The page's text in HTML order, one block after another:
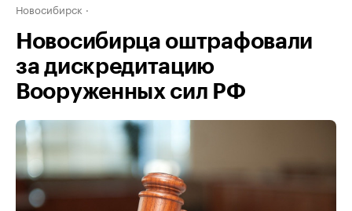
Новосибирск
Новосибирца оштрафовали
за дискредитацию
Вооруженных сил РФ